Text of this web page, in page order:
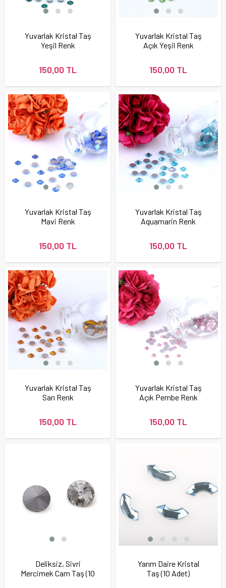
Yuvarlak Kristal Taş
Yeşil Renk
150,00 TL
Yuvarlak Kristal Taş
Açık Yeşil Renk
150,00 TL
Yuvarlak Kristal Taş
Mavi Renk
150,00 TL
Yuvarlak Kristal Taş
Aquamarin Renk
150,00 TL
Yuvarlak Kristal Taş
Sarı Renk
150,00 TL
Yuvarlak Kristal Taş
Açık Pembe Renk
150,00 TL
Deliksiz, Sivri
Mercimek Cam Taş (10
Yarım Daire Kristal
Taş (10 Adet)